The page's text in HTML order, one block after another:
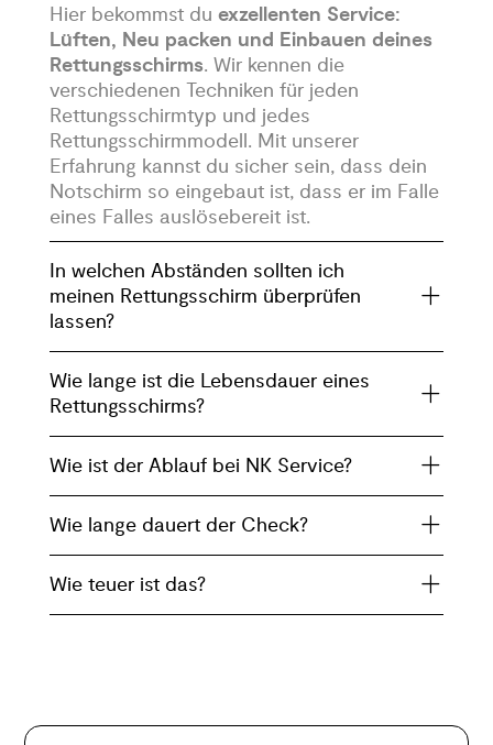
Hier bekommst du exzellenten Service:
Lüften, Neu packen und Einbauen deines
Rettungsschirms. Wir kennen die
verschiedenen Techniken für jeden
Rettungsschirmtyp und jedes
Rettungsschirmmodell. Mit unserer
Erfahrung kannst du sicher sein, dass dein
Notschirm so eingebaut ist, dass er im Falle
eines Falles auslösebereit ist.
In welchen Abständen sollten ich
meinen Rettungsschirm überprüfen
lassen?
Wie lange ist die Lebensdauer eines
Rettungsschirms?
Wie ist der Ablauf bei NK Service?
Wie lange dauert der Check?
Wie teuer ist das?